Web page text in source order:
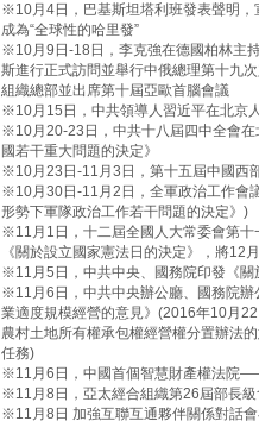
※10月4日，巴基斯坦塔利班發表聲明，
成為“全球性的哈里發”
※10月9日-18日，李克強在德國柏林主
斯進行正式訪問並舉行中俄總理第十九
組織總部並出席第十屆亞歐首腦會議
※10月15日，中共領導人習近平在北京
※10月20-23日，中共十八屆四中全會
國若干重大問題的決定》
※10月23日-11月3日，第十五屆中國西
※10月30日-11月2日，全軍政治工作會
形勢下軍隊政治工作若干問題的決定》)
※11月1日，十二屆全國人大常委會第十
《關於設立國家憲法日的決定》，將12
※11月5日，中共中央、國務院印發《關
※11月6日，中共中央辦公廳、國務院辦
業適度規模經營的意見》(2016年10月
農村土地所有權承包權經營權分置辦法
任務)
※11月6日，中國首個智慧財產權法院
※11月8日，亞太經合組織第26屆部長級
※11月8日 加強互聯互通夥伴關係對話